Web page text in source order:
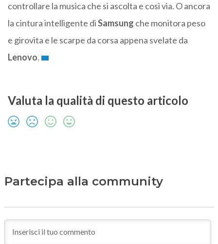
controllare la musica che si ascolta e così via. O ancora
la cintura intelligente diSamsung che monitora peso
e girovita e le scarpe da corsa appena svelate da
Lenovo.
Valuta la qualità di questo articolo
Partecipa alla community